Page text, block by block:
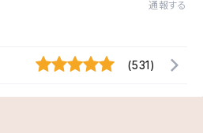
通報する
(531)